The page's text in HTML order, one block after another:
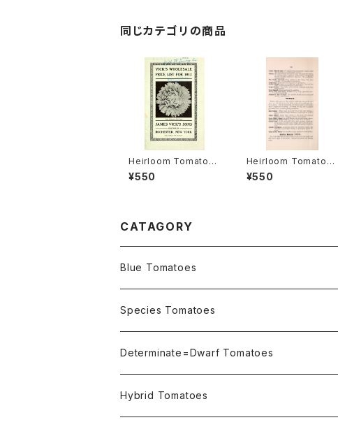
同じカテゴリの商品
Heirloom Tomato®
Livingston's Crimso
n Globe エアルーム・
¥550
Heirloom Tomato®
Cedar Hill エアルー
ム・トマト・セダー・ヒル
¥550
CATAGORY
Blue Tomatoes
OSU INDIGO Series
Not OSU Blue Tomatoes
Species Tomatoes
Determinate=Dwarf Tomatoes
Micro Determinate 10cm~30cm
Hybrid Tomatoes